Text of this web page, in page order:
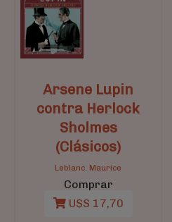
Arsene Lupin
contra Herlock
Sholmes
(Clásicos)
Leblanc. Maurice
Comprar
U$S 17,70